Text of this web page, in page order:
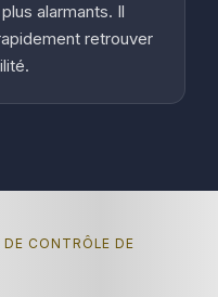
alarmants. Il
retrouver
CONTRÔLE DE